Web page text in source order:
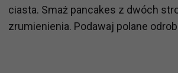
ciasta. Smaż pancakes z dwóch
zrumienienia. Podawaj polane